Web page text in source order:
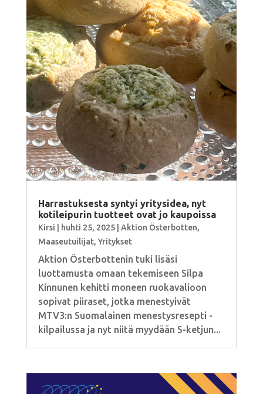
Harrastuksesta syntyi yritysidea, nyt
kotileipurin tuotteet ovat jo kaupoissa
Kirsi huhti 25, 2025| Aktion Österbotten,
Maaseutuilijat,Yritykset
Aktion Österbottenin tuki lisäsi
luottamusta omaan tekemiseen Silpa
Kinnunen kehitti moneen ruokavalioon
sopivat piiraset, jotka menestyivät
MTV3:n Suomalainen menestysresepti -
kilpailussa ja nyt niitä myydään S-ketjun...